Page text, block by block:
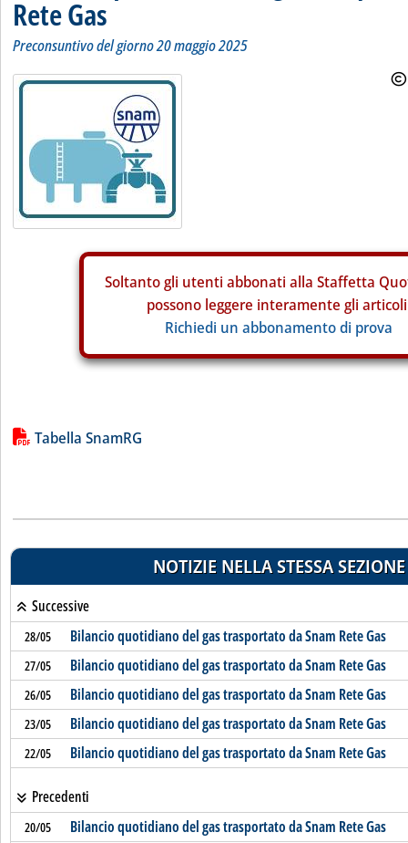
Rete Gas
Preconsuntivo del giorno 20 maggio 2025
Soltanto gli utenti abbonati alla Staffetta
possono leggere interamente gli
Richiedi un abbonamento di prova
Lista allegati PDF alla notizia
Tabella SnamRG
NOTIZIE NELLA STESSA SEZIONE
Successive
28/05 Bilancio quotidiano del gas trasportato da Snam Rete Gas
27/05 Bilancio quotidiano del gas trasportato da Snam Rete Gas
26/05 Bilancio quotidiano del gas trasportato da Snam Rete Gas
23/05 Bilancio quotidiano del gas trasportato da Snam Rete Gas
22/05 Bilancio quotidiano del gas trasportato da Snam Rete Gas
Precedenti
20/05 Bilancio quotidiano del gas trasportato da Snam Rete Gas